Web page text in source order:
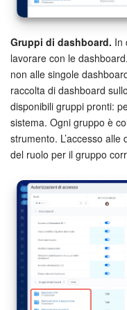
Gruppi di dashboard. In
lavorare con le
non alle singole
raccolta di dashboard
disponibili gruppi pronti:
sistema. Ogni gruppo è
strumento. L’accesso
del ruolo per il gruppo